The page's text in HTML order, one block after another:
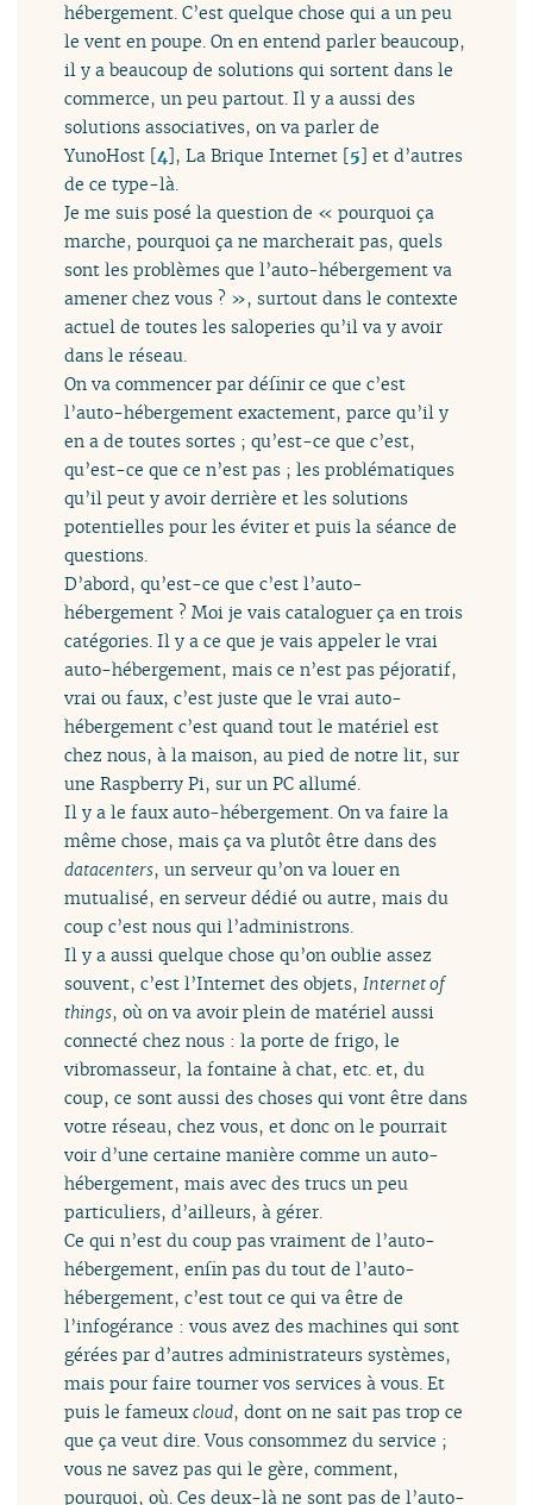
hébergement. C’est quelque chose qui a un peu
le vent en poupe. On en entend parler beaucoup,
il y a beaucoup de solutions qui sortent dans le
commerce, un peu partout. Il y a aussi des
solutions associatives, on va parler de
YunoHost [4], La Brique Internet [5] et d’autres
de ce type-là.
Je me suis posé la question de « pourquoi ça
marche, pourquoi ça ne marcherait pas, quels
sont les problèmes que l’auto-hébergement va
amener chez vous ? », surtout dans le contexte
actuel de toutes les saloperies qu’il va y avoir
dans le réseau.
On va commencer par définir ce que c’est
l’auto-hébergement exactement, parce qu’il y
en a de toutes sortes ; qu’est-ce que c’est,
qu’est-ce que ce n’est pas ; les problématiques
qu’il peut y avoir derrière et les solutions
potentielles pour les éviter et puis la séance de
questions.
D’abord, qu’est-ce que c’est l’auto-
hébergement ? Moi je vais cataloguer ça en trois
catégories. Il y a ce que je vais appeler le vrai
auto-hébergement, mais ce n’est pas péjoratif,
vrai ou faux, c’est juste que le vrai auto-
hébergement c’est quand tout le matériel est
chez nous, à la maison, au pied de notre lit, sur
une Raspberry Pi, sur un PC allumé.
Il y a le faux auto-hébergement. On va faire la
même chose, mais ça va plutôt être dans des
datacenters, un serveur qu’on va louer en
mutualisé, en serveur dédié ou autre, mais du
coup c’est nous qui l’administrons.
Il y a aussi quelque chose qu’on oublie assez
souvent, c’est l’Internet des objets,Internet of
things, où on va avoir plein de matériel aussi
connecté chez nous : la porte de frigo, le
vibromasseur, la fontaine à chat, etc. et, du
coup, ce sont aussi des choses qui vont être dans
votre réseau, chez vous, et donc on le pourrait
voir d’une certaine manière comme un auto-
hébergement, mais avec des trucs un peu
particuliers, d’ailleurs, à gérer.
Ce qui n’est du coup pas vraiment de l’auto-
hébergement, enfin pas du tout de l’auto-
hébergement, c’est tout ce qui va être de
l’infogérance : vous avez des machines qui sont
gérées par d’autres administrateurs systèmes,
mais pour faire tourner vos services à vous. Et
puis le fameuxcloud, dont on ne sait pas trop ce
que ça veut dire. Vous consommez du service ;
vous ne savez pas qui le gère, comment,
pourquoi, où. Ces deux-là ne sont pas de l’auto-